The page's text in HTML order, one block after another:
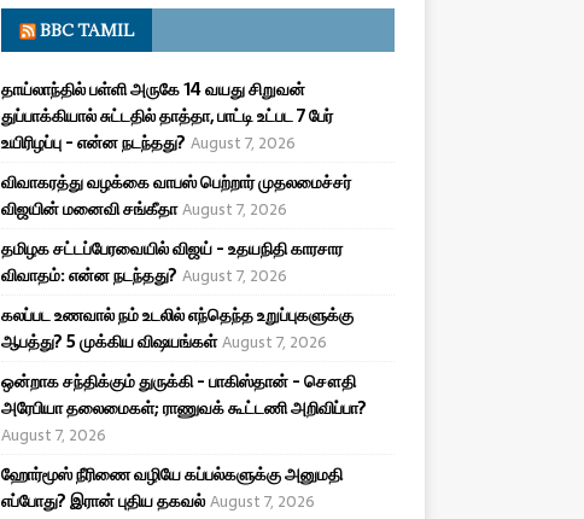
BBC TAMIL
தாய்லாந்தில் பள்ளி அருகே 14 வயது சிறுவன்
துப்பாக்கியால் சுட்டதில் தாத்தா, பாட்டி உட்பட 7 பேர்
உயிரிழப்பு - என்ன நடந்தது? August 7, 2026
விவாகரத்து வழக்கை வாபஸ் பெற்றார் முதலமைச்சர்
விஜயின் மனைவி சங்கீதா August 7, 2026
தமிழக சட்டப்பேரவையில் விஜய் - உதயநிதி காரசார
விவாதம்: என்ன நடந்தது? August 7, 2026
கலப்பட உணவால் நம் உடலில் எந்தெந்த உறுப்புகளுக்கு
ஆபத்து? 5 முக்கிய விஷயங்கள் August 7, 2026
ஒன்றாக சந்திக்கும் துருக்கி - பாகிஸ்தான் - சௌதி
அரேபியா தலைமைகள்; ராணுவக் கூட்டணி அறிவிப்பா?
August 7, 2026
ஹோர்மூஸ் நீரிணை வழியே கப்பல்களுக்கு அனுமதி
எப்போது? இரான் புதிய தகவல் August 7, 2026